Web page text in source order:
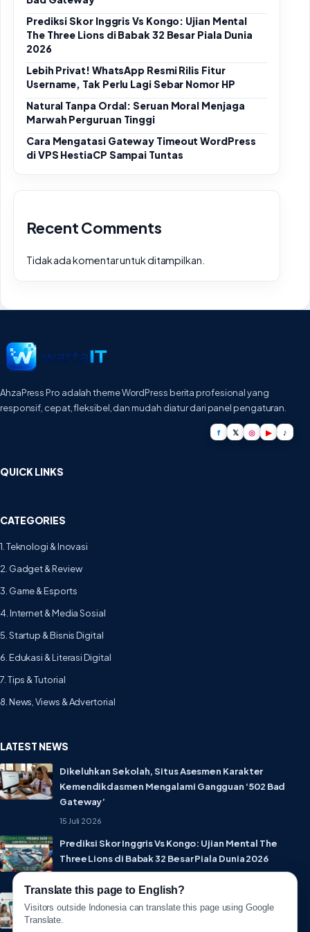
Prediksi Skor Inggris Vs Kongo: Ujian Mental
The Three Lions di Babak 32 Besar Piala Dunia
2026
Lebih Privat! WhatsApp Resmi Rilis Fitur
Username, Tak Perlu Lagi Sebar Nomor HP
Natural Tanpa Ordal: Seruan Moral Menjaga
Marwah Perguruan Tinggi
Cara Mengatasi Gateway Timeout WordPress
di VPS HestiaCP Sampai Tuntas
Recent Comments
Tidak ada komentar untuk ditampilkan.
AhzaPress Pro adalah theme WordPress berita profesional yang
responsif, cepat, fleksibel, dan mudah diatur dari panel pengaturan.
f 𝕏 ◎ ▶ ♪
QUICK LINKS
CATEGORIES
1. Teknologi & Inovasi
2. Gadget & Review
3. Game & Esports
4. Internet & Media Sosial
5. Startup & Bisnis Digital
6. Edukasi & Literasi Digital
7. Tips & Tutorial
8. News, Views & Advertorial
LATEST NEWS
Dikeluhkan Sekolah, Situs Asesmen Karakter
Kemendikdasmen Mengalami Gangguan ‘502 Bad
Gateway’
15 Juli 2026
Prediksi Skor Inggris Vs Kongo: Ujian Mental The
Three Lions di Babak 32 Besar Piala Dunia 2026
Translate this page to English?
Visitors outside Indonesia can translate this page using Google
Translate.